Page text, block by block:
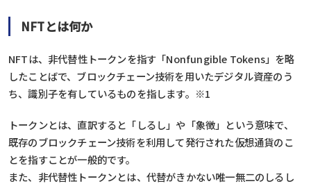
NFTとは何か
NFTは、非代替性トークンを指す「Nonfungible Tokens」を略
したことばで、ブロックチェーン技術を用いたデジタル資産のう
ち、識別子を有しているものを指します。※1
トークンとは、直訳すると「しるし」や「象徴」という意味で、
既存のブロックチェーン技術を利用して発行された仮想通貨のこ
とを指すことが一般的です。
また、非代替性トークンとは、代替がきかない唯一無二のしるし